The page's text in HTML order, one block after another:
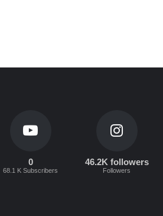
0
68.1 K Subscribers
46.2K followers
Followers